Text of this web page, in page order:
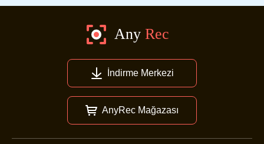
İndirme Merkezi
AnyRec Mağazası